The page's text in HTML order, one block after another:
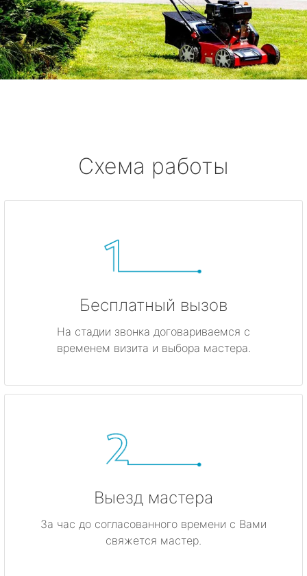
Схема работы
Бесплатный вызов
На стадии звонка договариваемся с
временем визита и выбора мастера.
Выезд мастера
За час до согласованного времени с Вами
свяжется мастер.